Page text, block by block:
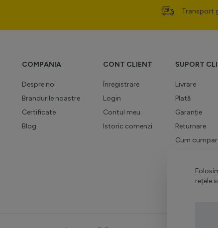
rețele
Transport
COMPANIA
Despre noi
Brandurile noastre
Certificate
Blog
CONT CLIENT
Înregistrare
Login
Contul meu
Istoric comenzi
SUPORT
Livrare
Plată
Garanție
Returnare
Cum cumpar
Contact